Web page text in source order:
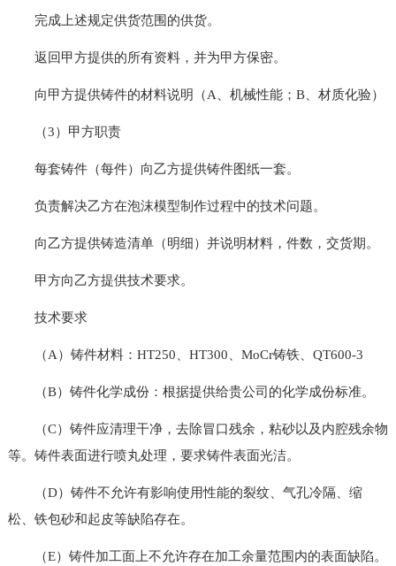
完成上述规定供货范围的供货。
返回甲方提供的所有资料，并为甲方保密。
向甲方提供铸件的材料说明（A、机械性能；B、材质化验）
（3）甲方职责
每套铸件（每件）向乙方提供铸件图纸一套。
负责解决乙方在泡沫模型制作过程中的技术问题。
向乙方提供铸造清单（明细）并说明材料，件数，交货期。
甲方向乙方提供技术要求。
技术要求
（A）铸件材料：HT250、HT300、MoCr铸铁、QT600-3
（B）铸件化学成份：根据提供给贵公司的化学成份标准。
（C）铸件应清理干净，去除冒口残余，粘砂以及内腔残余物
等。铸件表面进行喷丸处理，要求铸件表面光洁。
（D）铸件不允许有影响使用性能的裂纹、气孔冷隔、缩
松、铁包砂和起皮等缺陷存在。
（E）铸件加工面上不允许存在加工余量范围内的表面缺陷。